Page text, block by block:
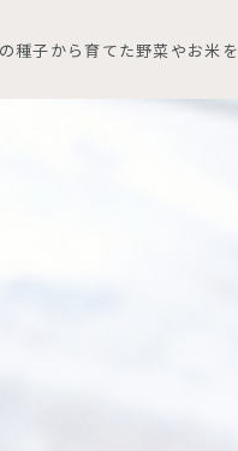
種子から育てた野菜やお米